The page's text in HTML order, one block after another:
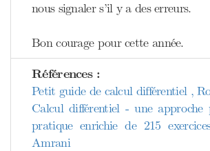
nous signaler s’il y a des erreurs.
Bon courage pour cette année.
Références :
Petit guide de calcul différentiel ,
Calcul différentiel - une approche
pratique enrichie de 215
Amrani